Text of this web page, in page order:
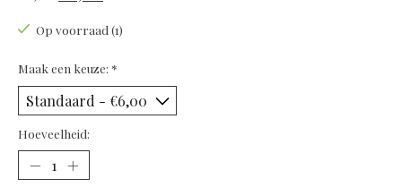
Op voorraad (1)
Maak een keuze: *
Hoeveelheid: